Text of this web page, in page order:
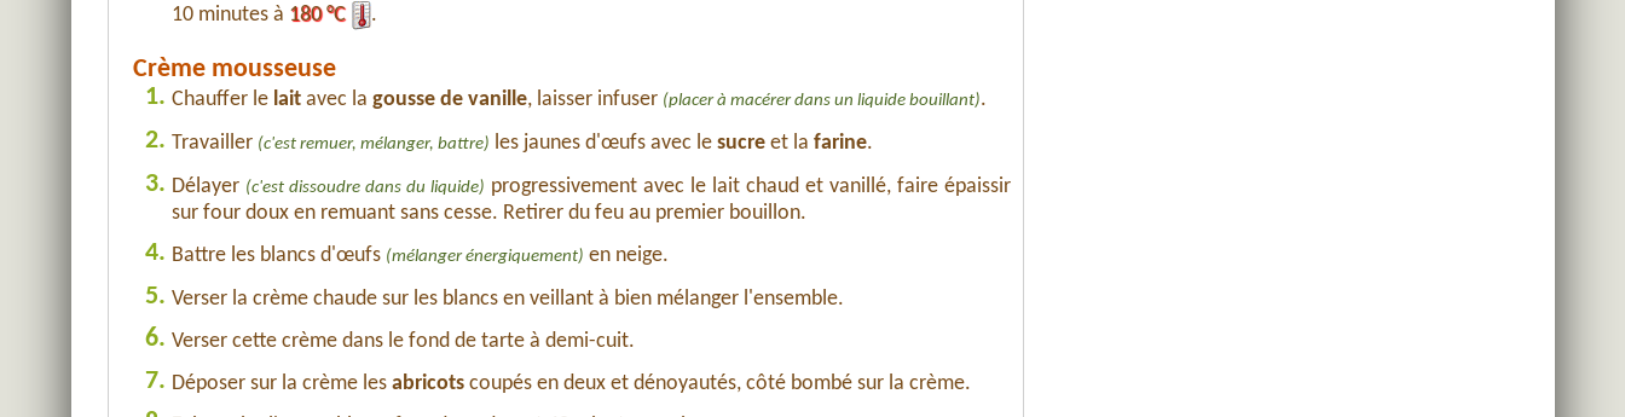
10 minutes à 180 °C .
Crème mousseuse
1. Chauffer le laitavec la gousse de vanille, laisser infuser (placer à macérer dans un liquide bouillant).
2. Travailler (c'est remuer, mélanger, battre) les jaunes d'œufs avec le sucreet la farine.
3. Délayer (c'est dissoudre dans du liquide) progressivement avec le lait chaud et vanillé, faire épaissir
sur four doux en remuant sans cesse. Retirer du feu au premier bouillon.
4. Battre les blancs d'œufs (mélanger énergiquement) en neige.
5. Verser la crème chaude sur les blancs en veillant à bien mélanger l'ensemble.
6. Verser cette crème dans le fond de tarte à demi-cuit.
7. Déposer sur la crème les abricotscoupés en deux et dénoyautés, côté bombé sur la crème.